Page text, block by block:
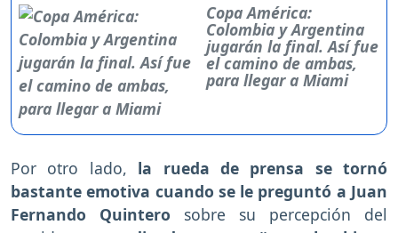
Copa América:
Colombia y Argentina
jugarán la final. Así fue
el camino de ambas,
para llegar a Miami
Por otro lado, la rueda de prensa se tornó
bastante emotiva cuando se le preguntó a Juan
Fernando Quintero sobre su percepción del